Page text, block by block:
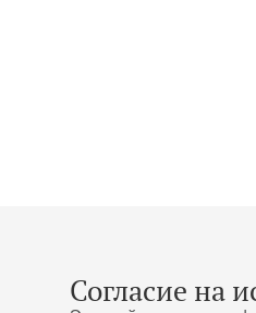
Согласие на